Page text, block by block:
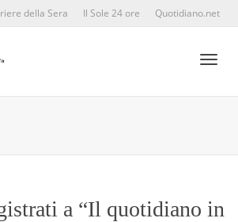
della Sera Il Sole 24 ore Quotidiano.net
a “Il quotidiano in